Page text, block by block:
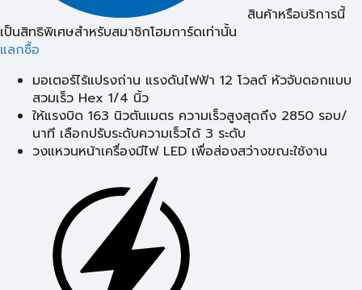
สินค้าหรือบริการนี้
เป็นสิทธิพิเศษสำหรับสมาชิกโฮมการ์ดเท่านั้น
แลกซื้อ
มอเตอร์ไร้แปรงถ่าน แรงดันไฟฟ้า 12 โวลต์ หัวจับดอกแบบ
สวมเร็ว Hex 1/4 นิ้ว
ให้แรงบิด 163 นิวตันเมตร ความเร็วสูงสุดถึง 2850 รอบ/
นาที เลือกปรับระดับความเร็วได้ 3 ระดับ
วงแหวนหน้าเครื่องมีไฟ LED เพื่อส่องสว่างขณะใช้งาน